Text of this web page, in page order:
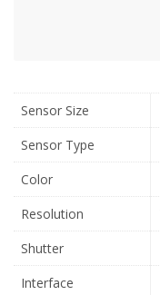
Sensor Size
Sensor Type
Color
Resolution
Shutter
Interface